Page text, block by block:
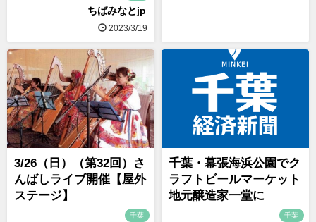
ちばみなとjp
2023/3/19
3/26（日）（第32回）さ
んばしライブ開催【屋外
ステージ】
千葉
千葉・幕張海浜公園でク
ラフトビールマーケット
地元醸造家一堂に
千葉